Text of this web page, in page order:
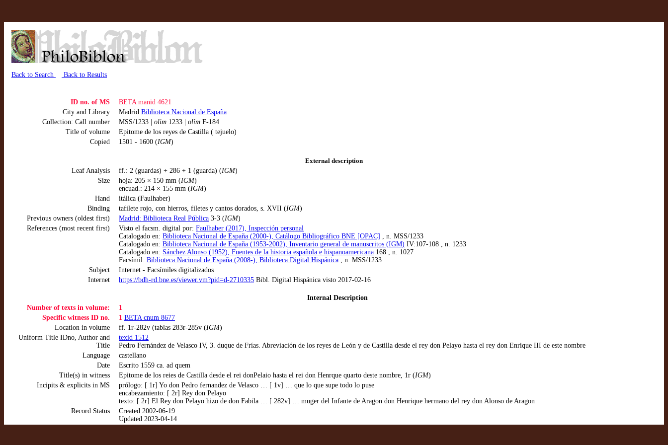
Back to Search Back to Results
ID no. of MS
BETA manid 4621
City and Library
Madrid Biblioteca Nacional de España
Collection: Call number
MSS/1233 | olim 1233 | olim F-184
Title of volume
Epitome de los reyes de Castilla ( tejuelo)
Copied
1501 - 1600 (IGM)
External description
Leaf Analysis
ff.: 2 (guardas) + 286 + 1 (guarda) (IGM)
Size
hoja: 205 × 150 mm (IGM)
encuad.: 214 × 155 mm (IGM)
Hand
itálica (Faulhaber)
Binding
tafilete rojo, con hierros, filetes y cantos dorados, s. XVII (IGM)
Previous owners (oldest first)
Madrid: Biblioteca Real Pública 3-3 (IGM)
References (most recent first)
Visto el facsm. digital por: Faulhaber (2017), Inspección personal
Catalogado en: Biblioteca Nacional de España (2000-), Catálogo Bibliográfico BNE [OPAC] , n. MSS/1233
Catalogado en: Biblioteca Nacional de España (1953-2002), Inventario general de manuscritos (IGM) IV:107-108 , n. 1233
Catalogado en: Sánchez Alonso (1952), Fuentes de la historia española e hispanoamericana 168 , n. 1027
Facsímil: Biblioteca Nacional de España (2008-), Biblioteca Digital Hispánica , n. MSS/1233
Subject
Internet - Facsímiles digitalizados
Internet
https://bdh-rd.bne.es/viewer.vm?pid=d-2710335 Bibl. Digital Hispánica visto 2017-02-16
Internal Description
Number of texts in volume:
1
Specific witness ID no.
1 BETA cnum 8677
Location in volume
ff. 1r-282v (tablas 283r-285v (IGM)
Uniform Title IDno, Author and
Title
texid 1512
Pedro Fernández de Velasco IV, 3. duque de Frías. Abreviación de los reyes de León y de Castilla desde el rey don Pelayo hasta el rey don Enrique III de este nombre
Language
castellano
Date
Escrito 1559 ca. ad quem
Title(s) in witness
Epitome de los reies de Castilla desde el rei donPelaio hasta el rei don Henrque quarto deste nombre, 1r (IGM)
Incipits & explicits in MS
prólogo: [ 1r] Yo don Pedro fernandez de Velasco … [ 1v] … que lo que supe todo lo puse
encabezamiento: [ 2r] Rey don Pelayo
texto: [ 2r] El Rey don Pelayo hizo de don Fabila … [ 282v] … muger del Infante de Aragon don Henrique hermano del rey don Alonso de Aragon
Record Status
Created 2002-06-19
Updated 2023-04-14